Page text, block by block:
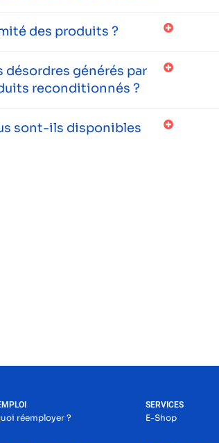
des produits ?
désordres générés par
reconditionnés ?
sont-ils disponibles
réemployer ?
SERVICES
E-Shop